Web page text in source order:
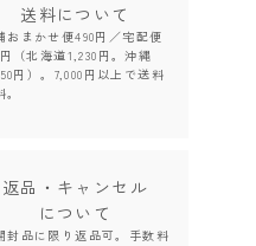
送料について
おまかせ便490円／宅配便
（北海道1,230円。沖縄
円）。7,000円以上で送料
返品・キャンセル
について
封品に限り返品可。手数料